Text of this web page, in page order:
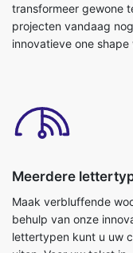
transformeer gewone
projecten vandaag
innovatieve one
Meerdere
Maak verbluffende
behulp van onze
lettertypen kunt u uw